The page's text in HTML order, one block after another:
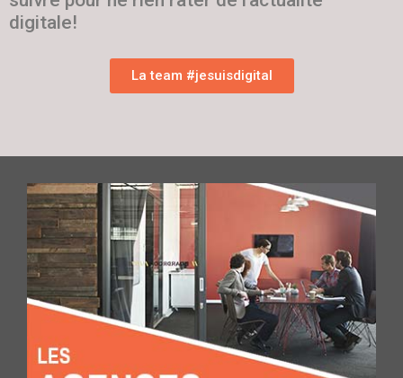
digitale!
La team #jesuisdigital